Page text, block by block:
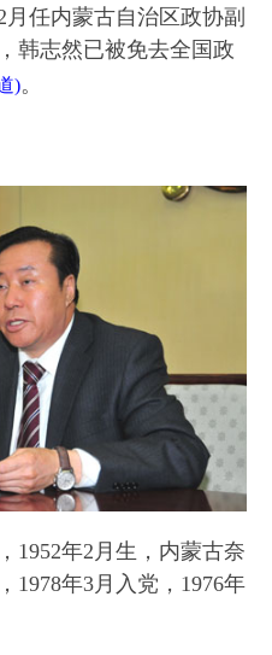
任内蒙古自治区政协副
韩志然已被免去全国政
)。
年2月生，内蒙古奈
1978年3月入党，1976年